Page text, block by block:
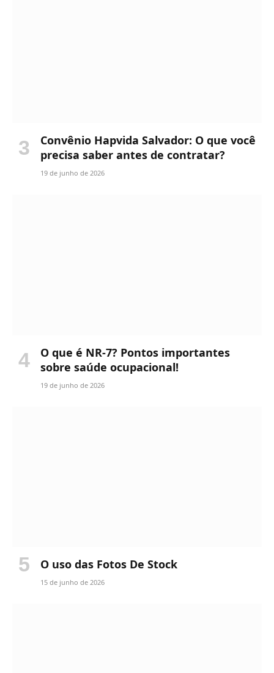
Convênio Hapvida Salvador: O que você
precisa saber antes de contratar?
19 de junho de 2026
O que é NR-7? Pontos importantes
sobre saúde ocupacional!
19 de junho de 2026
O uso das Fotos De Stock
15 de junho de 2026